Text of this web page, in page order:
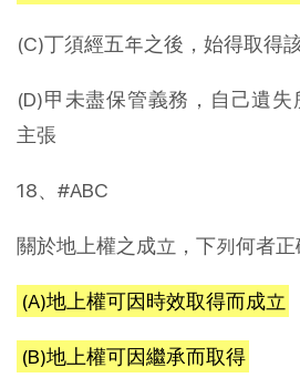
(C)丁須經五年之後，始得取得
(D)甲未盡保管義務，自己遺
主張
18、#ABC
關於地上權之成立，下列何者正
(A)地上權可因時效取得而成立
(B)地上權可因繼承而取得